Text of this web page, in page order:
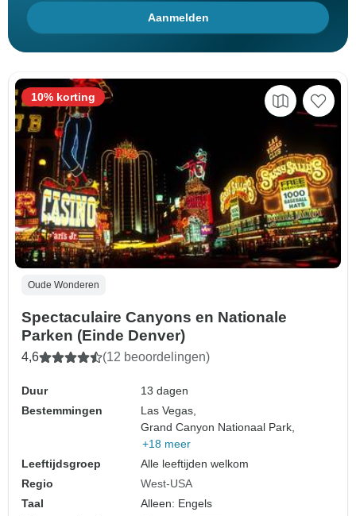
Aanmelden
Oude Wonderen
Spectaculaire Canyons en Nationale
Parken (Einde Denver)
4,6 (12 beoordelingen)
Duur
13 dagen
Bestemmingen
Las Vegas,
Grand Canyon Nationaal Park,
+18 meer
Leeftijdsgroep
Alle leeftijden welkom
Regio
West-USA
Taal
Alleen: Engels
10% korting